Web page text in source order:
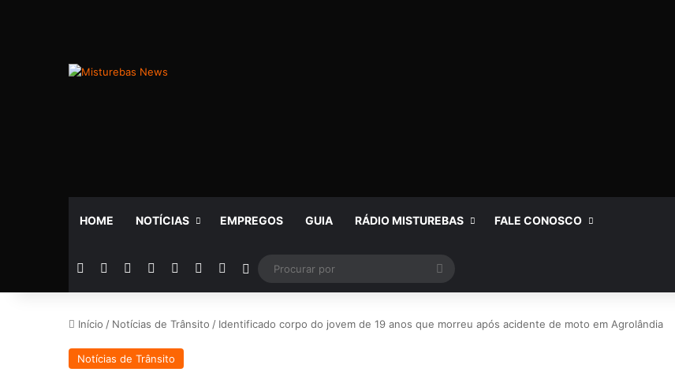
HOME NOTÍCIAS EMPREGOS GUIA RÁDIO MISTUREBAS FALE CONOSCO
Facebook YouTubeInstagramTelegramWhatsApp
Rádio Switch skin
por
Início / Notícias de Trânsito / Identificado corpo do jovem de 19 anos que morreu após acidente de moto em Agrolândia
Notícias de Trânsito